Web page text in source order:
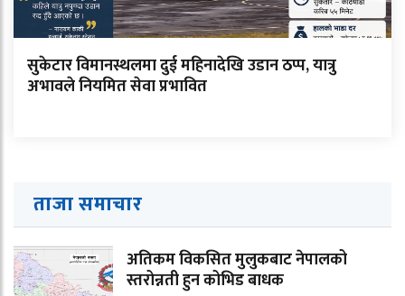
सुकेटार विमानस्थलमा दुई महिनादेखि उडान ठप्प, यात्रु
अभावले नियमित सेवा प्रभावित
ताजा समाचार
अतिकम विकसित मुलुकबाट नेपालको
स्तरोन्नती हुन कोभिड बाधक